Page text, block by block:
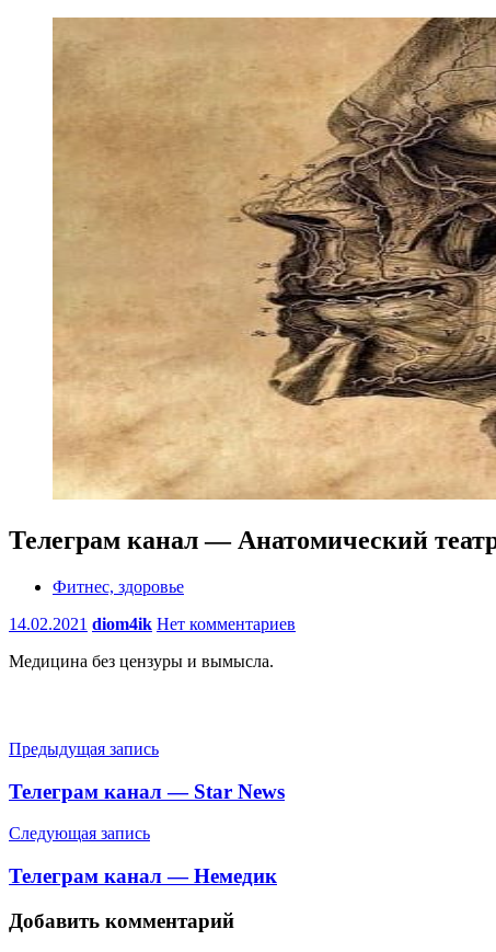
Телеграм канал — Анатомический
Фитнес, здоровье
14.02.2021 diom4ik Нет комментариев
Медицина без цензуры и вымысла.
Навигация
по
записям
Предыдущая запись
Телеграм канал — Star News
Следующая запись
Телеграм канал — Немедик
Добавить комментарий